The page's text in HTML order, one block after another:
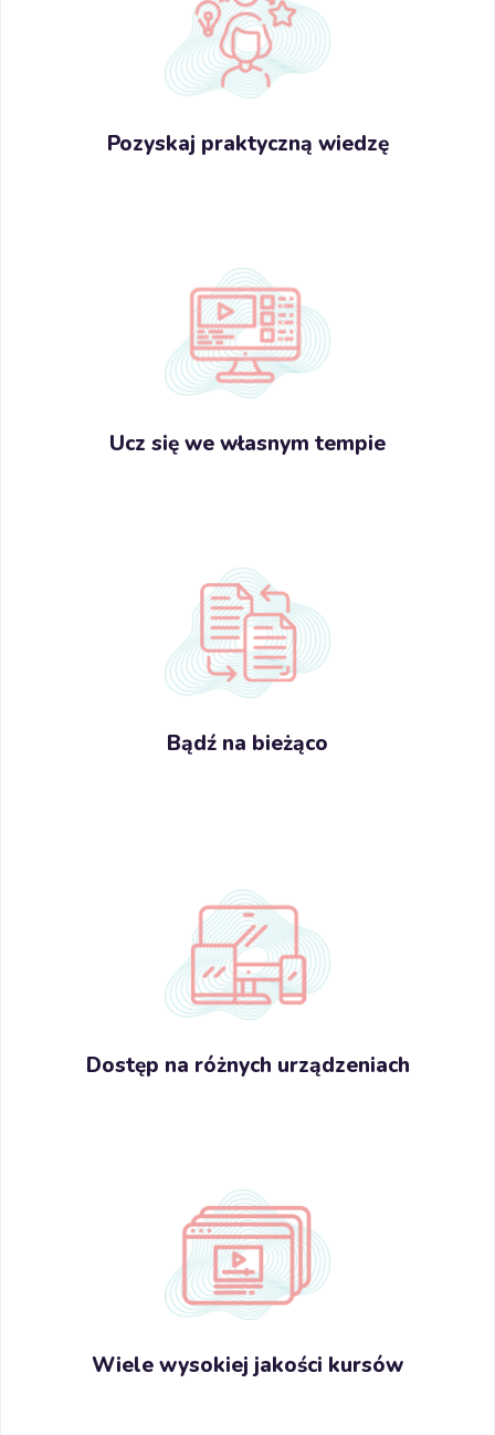
Pozyskaj praktyczną wiedzę
Ucz się we własnym tempie
Bądź na bieżąco
Dostęp na różnych urządzeniach
Wiele wysokiej jakości kursów